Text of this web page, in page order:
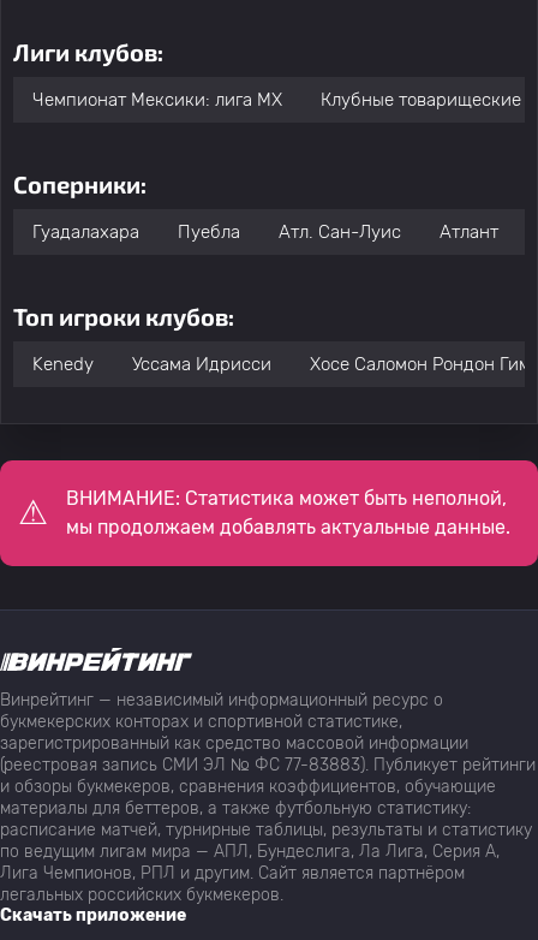
Лиги клубов:
Чемпионат Мексики: лига МХ Клубные товарищеские
Соперники:
Гуадалахара Пуебла Атл. Сан-Луис Атлант
Топ игроки клубов:
Kenedy Уссама Идрисси Хосе Саломон Рондон
ВНИМАНИЕ: Статистика может быть неполной,
мы продолжаем добавлять актуальные данные.
Винрейтинг — независимый информационный ресурс о
букмекерских конторах и спортивной статистике,
зарегистрированный как средство массовой информации
(реестровая запись СМИ ЭЛ № ФС 77-83883). Публикует рейтинги
и обзоры букмекеров, сравнения коэффициентов, обучающие
материалы для беттеров, а также футбольную статистику:
расписание матчей, турнирные таблицы, результаты и статистику
по ведущим лигам мира — АПЛ, Бундеслига, Ла Лига, Серия А,
Лига Чемпионов, РПЛ и другим. Сайт является партнёром
легальных российских букмекеров.
Скачать приложение